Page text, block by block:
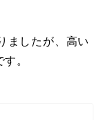
ましたが、高い
。